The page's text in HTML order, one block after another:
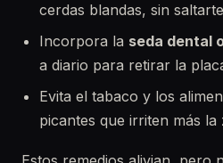
cerdas blandas, sin
Incorpora la seda dental
a diario para retirar la
Evita el tabaco y los
picantes que irriten más la